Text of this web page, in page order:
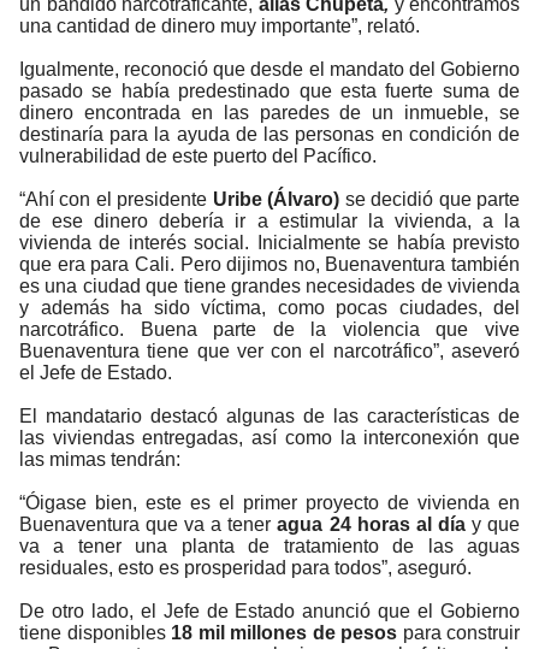
una cantidad de dinero muy importante”, relató.
Igualmente, reconoció que desde el mandato del Gobierno
pasado se había predestinado que esta fuerte suma de
dinero encontrada en las paredes de un inmueble, se
destinaría para la ayuda de las personas en condición de
vulnerabilidad de este puerto del Pacífico.
“Ahí con el presidente Uribe (Álvaro) se decidió que parte
de ese dinero debería ir a estimular la vivienda, a la
vivienda de interés social. Inicialmente se había previsto
que era para Cali. Pero dijimos no, Buenaventura también
es una ciudad que tiene grandes necesidades de vivienda
y además ha sido víctima, como pocas ciudades, del
narcotráfico. Buena parte de la violencia que vive
Buenaventura tiene que ver con el narcotráfico”, aseveró
el Jefe de Estado.
El mandatario destacó algunas de las características de
las viviendas entregadas, así como la interconexión que
las mimas tendrán:
“Óigase bien, este es el primer proyecto de vivienda en
Buenaventura que va a tener agua 24 horas al día y que
va a tener una planta de tratamiento de las aguas
residuales, esto es prosperidad para todos”, aseguró.
De otro lado, el Jefe de Estado anunció que el Gobierno
tiene disponibles 18 mil millones de pesos para construir